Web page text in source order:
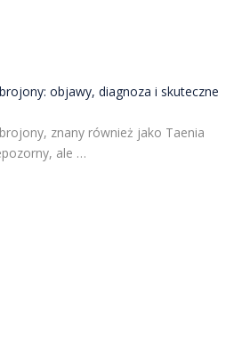
objawy, diagnoza i skuteczne
znany również jako Taenia
ale …